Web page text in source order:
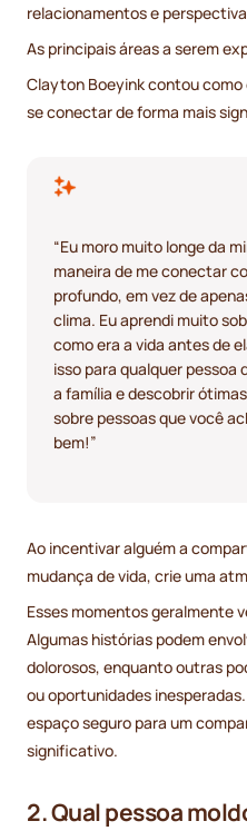
relacionamentos e
As principais áreas a serem
Clayton Boeyink contou como
se conectar de forma mais
“Eu moro muito longe da
maneira de me conectar
profundo, em vez de
clima. Eu aprendi muito
como era a vida antes de
isso para qualquer
a família e descobrir
sobre pessoas que você
bem!”
Ao incentivar alguém a
mudança de vida, crie uma
Esses momentos geralmente
Algumas histórias podem
dolorosos, enquanto outras
ou oportunidades
espaço seguro para um
significativo.
2. Qual pessoa